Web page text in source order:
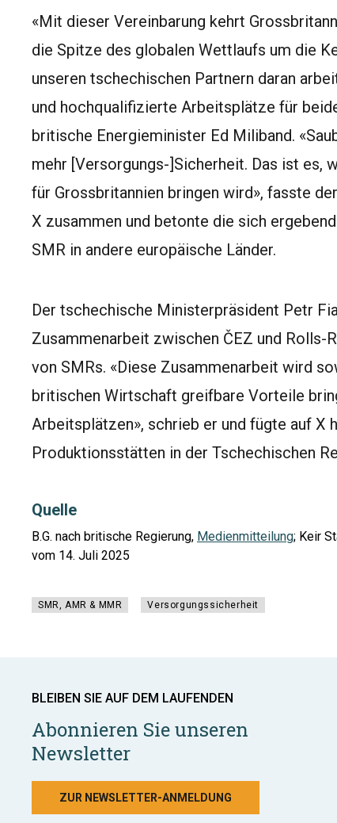
«Mit dieser Vereinbarung kehrt
die Spitze des globalen Wettlaufs um die
unseren tschechischen Partnern daran
und hochqualifizierte Arbeitsplätze für
britische Energieminister Ed Miliband.
mehr [Versorgungs-]Sicherheit. Das ist es,
für Grossbritannien bringen wird», fasste
X zusammen und betonte die sich
SMR in andere europäische Länder.
Der tschechische Ministerpräsident Petr
Zusammenarbeit zwischen ČEZ und
von SMRs. «Diese Zusammenarbeit wird
britischen Wirtschaft greifbare Vorteile
Arbeitsplätzen», schrieb er und fügte auf X
Produktionsstätten in der Tschechischen
Quelle
B.G. nach britische Regierung, Medienmitteilung; Keir
vom 14. Juli 2025
SMR, AMR & MMR Versorgungssicherheit
BLEIBEN SIE AUF DEM LAUFENDEN
Abonnieren Sie unseren
Newsletter
ZUR NEWSLETTER-ANMELDUNG